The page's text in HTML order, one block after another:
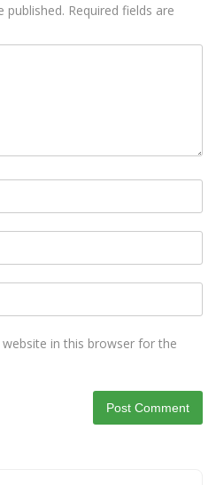
published. Required fields are
in this browser for the